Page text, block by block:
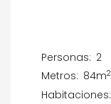
Personas: 2
Metros: 84m2
Habitaciones: